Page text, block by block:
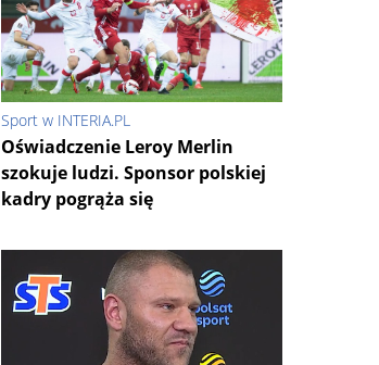
Sport w INTERIA.PL
Oświadczenie Leroy Merlin
szokuje ludzi. Sponsor polskiej
kadry pogrąża się